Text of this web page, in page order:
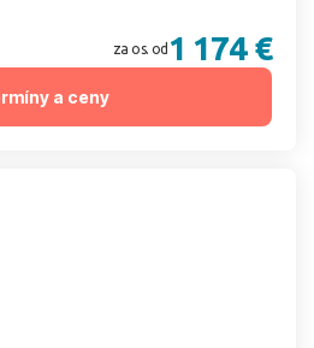
za os. od 1 174 €
a ceny